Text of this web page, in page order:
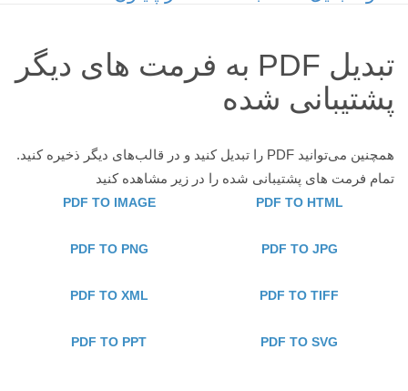
تبدیل PDF به فرمت های دیگر
پشتیبانی شده
همچنین می‌توانید PDF را تبدیل کنید و در قالب‌های دیگر ذخیره کنید.
تمام فرمت های پشتیبانی شده را در زیر مشاهده کنید
PDF TO HTML
PDF TO IMAGE
PDF TO JPG
PDF TO PNG
PDF TO TIFF
PDF TO XML
PDF TO SVG
PDF TO PPT